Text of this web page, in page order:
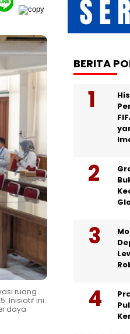
ruang
Inisiatif ini
daya
BERITA